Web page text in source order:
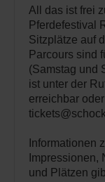
All das ist frei
Pferdefestival
Sitzplätze auf
Parcours sind
(Samstag und
ist unter der
erreichbar
Informationen
Impressionen,
und Plätzen